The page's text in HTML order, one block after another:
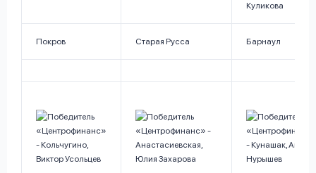
Куликова
Покров Старая Русса Барнаул